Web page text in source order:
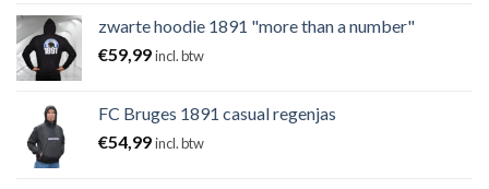
zwarte hoodie 1891 "more than a number"
€59,99incl. btw
FC Bruges 1891 casual regenjas
€54,99incl. btw